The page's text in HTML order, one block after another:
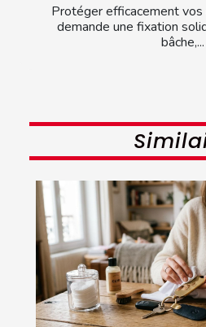
Protéger efficacement
demande une fixation
bâche,...